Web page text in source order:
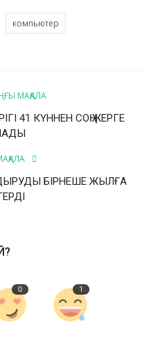
компьютер
МАҚАЛА
41 КҮННЕН СОҢ ЖЕРГЕ
БІРНЕШЕ ЖЫЛҒА
0 1